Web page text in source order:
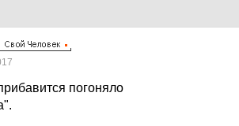
погоняло